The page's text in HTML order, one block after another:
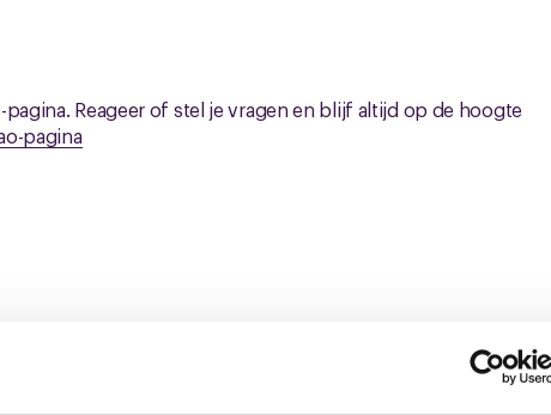
Reageer of stel je vragen en blijf altijd op de hoogte
pagina